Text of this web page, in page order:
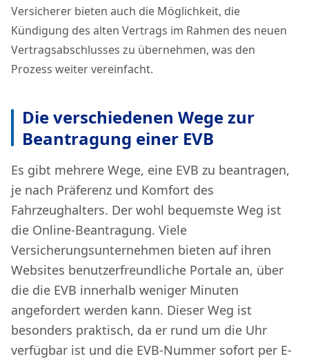
Versicherer bieten auch die Möglichkeit, die
Kündigung des alten Vertrags im Rahmen des neuen
Vertragsabschlusses zu übernehmen, was den
Prozess weiter vereinfacht.
Die verschiedenen Wege zur
Beantragung einer EVB
Es gibt mehrere Wege, eine EVB zu beantragen,
je nach Präferenz und Komfort des
Fahrzeughalters. Der wohl bequemste Weg ist
die Online-Beantragung. Viele
Versicherungsunternehmen bieten auf ihren
Websites benutzerfreundliche Portale an, über
die die EVB innerhalb weniger Minuten
angefordert werden kann. Dieser Weg ist
besonders praktisch, da er rund um die Uhr
verfügbar ist und die EVB-Nummer sofort per E-